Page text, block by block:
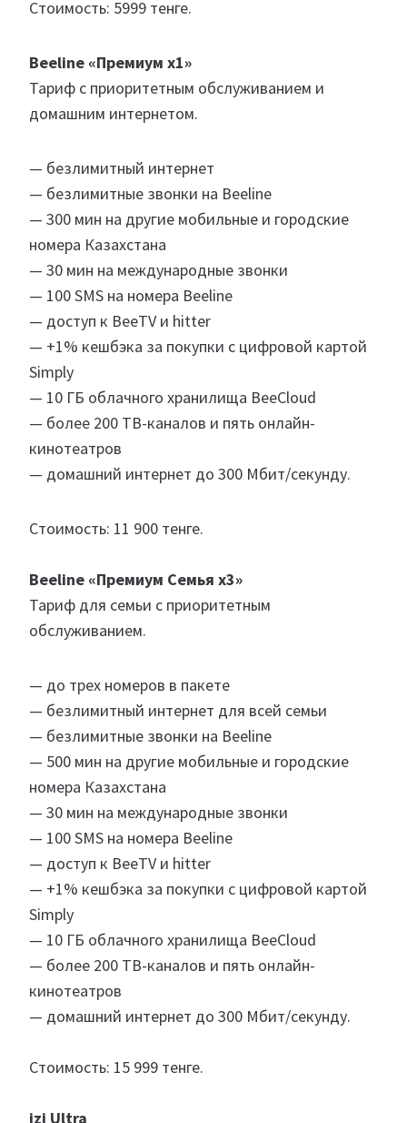
Стоимость: 5999 тенге.
Beeline «Премиум х1»
Тариф с приоритетным обслуживанием и
домашним интернетом.
— безлимитный интернет
— безлимитные звонки на Beeline
— 300 мин на другие мобильные и городские
номера Казахстана
— 30 мин на международные звонки
— 100 SMS на номера Beeline
— доступ к BeeTV и hitter
— +1% кешбэка за покупки с цифровой картой
Simply
— 10 ГБ облачного хранилища BeeCloud
— более 200 ТВ-каналов и пять онлайн-
кинотеатров
— домашний интернет до 300 Мбит/секунду.
Стоимость: 11 900 тенге.
Beeline «Премиум Семья х3»
Тариф для семьи с приоритетным
обслуживанием.
— до трех номеров в пакете
— безлимитный интернет для всей семьи
— безлимитные звонки на Beeline
— 500 мин на другие мобильные и городские
номера Казахстана
— 30 мин на международные звонки
— 100 SMS на номера Beeline
— доступ к BeeTV и hitter
— +1% кешбэка за покупки с цифровой картой
Simply
— 10 ГБ облачного хранилища BeeCloud
— более 200 ТВ-каналов и пять онлайн-
кинотеатров
— домашний интернет до 300 Мбит/секунду.
Стоимость: 15 999 тенге.
izi Ultra